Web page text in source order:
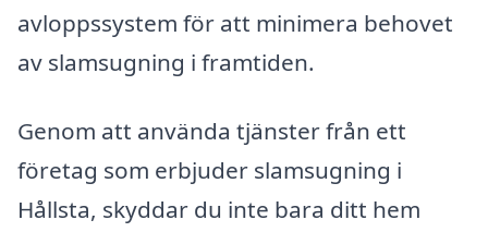
avloppssystem för att minimera behovet
av slamsugning i framtiden.
Genom att använda tjänster från ett
företag som erbjuder slamsugning i
Hållsta, skyddar du inte bara ditt hem